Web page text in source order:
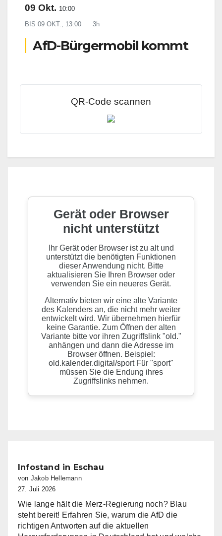
09 Okt. 10:00
BIS 09 OKT., 13:00 3h
AfD-Bürgermobil kommt
QR-Code scannen
Infostand in Eschau
von Jakob Hellemann
27. Juli 2026
Wie lange hält die Merz-Regierung noch? Blau
steht bereit! Erfahren Sie, warum die AfD die
richtigen Antworten auf die aktuellen